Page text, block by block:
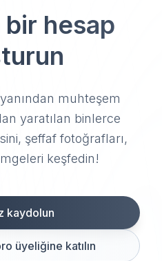
hesap
muhteşem
yaratılan binlerce
şeffaf fotoğrafları,
keşfedin!
kaydolun
üyeliğine katılın